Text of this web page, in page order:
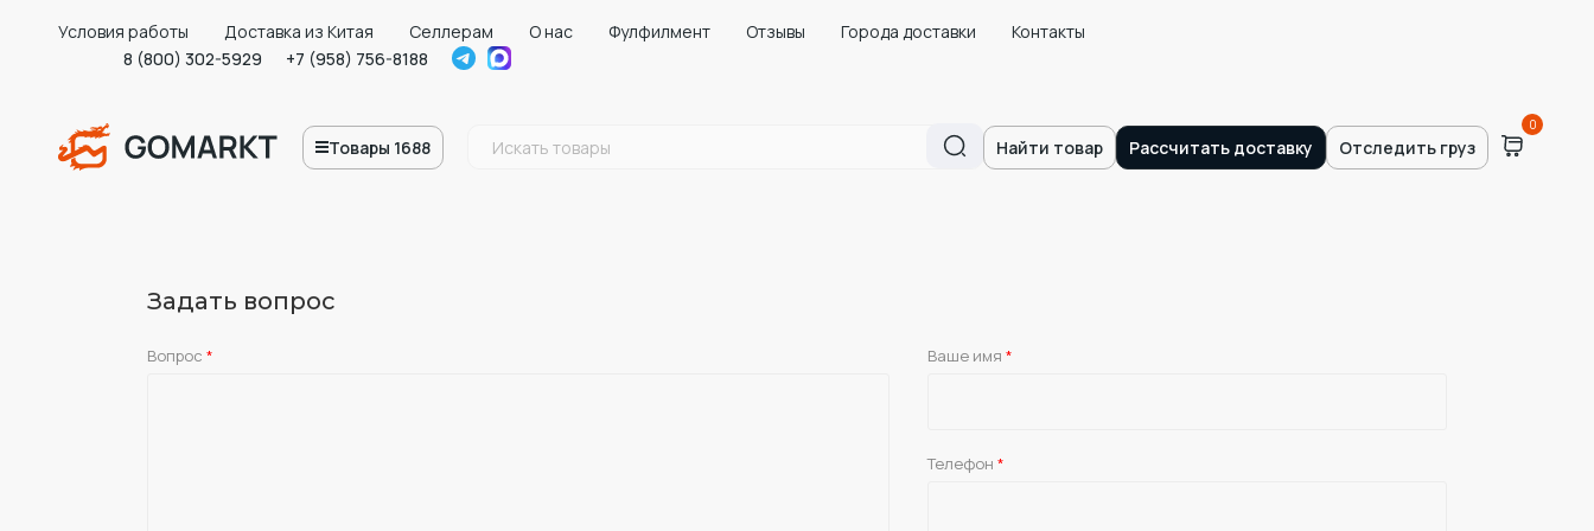
Условия работы Доставка из Китая Селлерам О нас Фулфилмент Отзывы Города доставки
Контакты
8 (800) 302-5929
+7 (958) 756-8188
Товары 1688 Найти товар Рассчитать доставку Отследить груз
0
Задать вопрос
Вопрос* Ваше имя *
Телефон *